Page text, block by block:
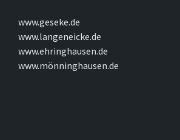
www.geseke.de
www.langeneicke.de
www.ehringhausen.de
www.mönninghausen.de